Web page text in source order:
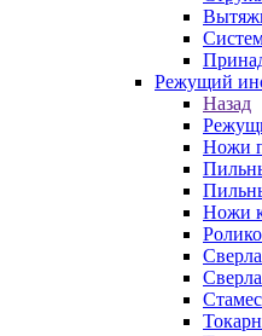
Режущий
Назад
Ножи
Ножи